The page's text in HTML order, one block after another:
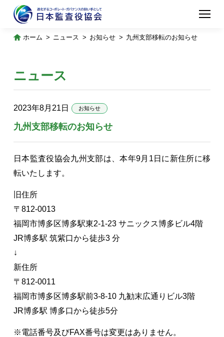
ホーム ニュース お知らせ 九州支部移転のお知らせ
ニュース
2023年8月21日 お知らせ
九州支部移転のお知らせ
日本監査役協会九州支部は、本年9月1日に新住所に移
転いたします。
旧住所
〒812-0013
福岡市博多区博多駅東2-1-23 サニックス博多ビル4階
JR博多駅 筑紫口から徒歩3 分
↓
新住所
〒812-0011
福岡市博多区博多駅前3-8-10 九勧末広通りビル3階
JR博多駅 博多口から徒歩5分
※電話番号及びFAX番号は変更はありません。